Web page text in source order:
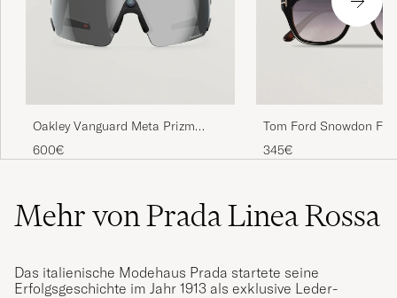
Oakley Vanguard Meta Prizm
Sunglasses Black
600€
Tom Ford Snowdon
Sunglasses Black
345€
Mehr von Prada Linea Rossa
Das italienische Modehaus Prada startete seine
Erfolgsgeschichte im Jahr 1913 als exklusive Leder-